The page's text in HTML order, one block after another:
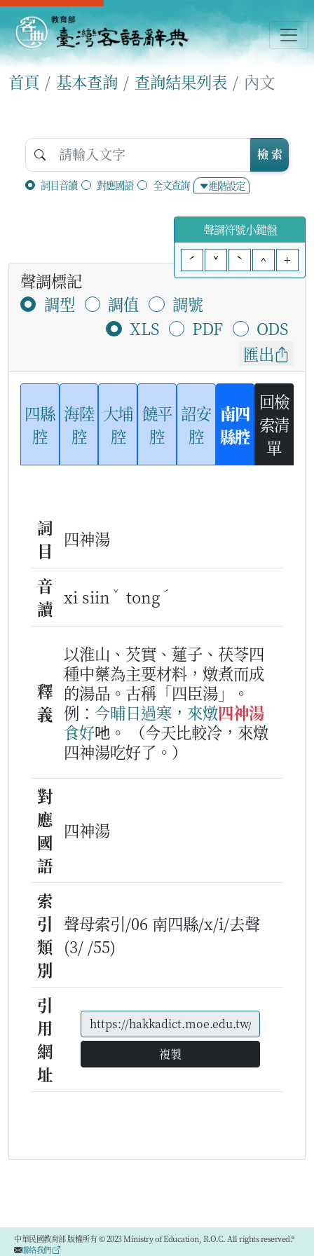
首頁 基本查詢 查詢結果列表 內文
詞目音讀 對應國語 全文查詢 進階設定
檢 索
聲調符號小鍵盤
ˊ
ˇ ˋ ^ +
聲調標記
調型
調值
調號
XLS
PDF
ODS
匯出
四縣
腔
海陸
腔
大埔
腔
饒平
腔
詔安
腔
南四
縣腔
回檢
索清
單
詞
目
四神湯
音
讀
xi siin ˇ tong ˊ
釋
義
以淮山、芡實、蓮子、茯苓四
種中藥為主要材料，燉煮而成
的湯品。古稱「四臣湯」。
例： 今晡日過寒 ， 來燉四神湯
食好吔。
（今天比較冷，來燉
四神湯吃好了。）
對
應
國
語
四神湯
索
引
類
別
聲母索引/06 南四縣/x/i/去聲
(3/ /55)
引
用
網
址
複製
中華民國教育部 版權所有 © 2023 Ministry of Education, R.O.C. All rights reserved.®
聯絡我們